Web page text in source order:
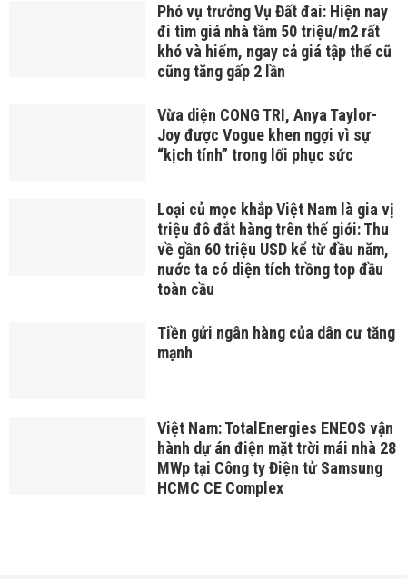
Phó vụ trưởng Vụ Đất đai: Hiện nay
đi tìm giá nhà tầm 50 triệu/m2 rất
khó và hiếm, ngay cả giá tập thể cũ
cũng tăng gấp 2 lần
Vừa diện CONG TRI, Anya Taylor-
Joy được Vogue khen ngợi vì sự
“kịch tính” trong lối phục sức
Loại củ mọc khắp Việt Nam là gia vị
triệu đô đắt hàng trên thế giới: Thu
về gần 60 triệu USD kể từ đầu năm,
nước ta có diện tích trồng top đầu
toàn cầu
Tiền gửi ngân hàng của dân cư tăng
mạnh
Việt Nam: TotalEnergies ENEOS vận
hành dự án điện mặt trời mái nhà 28
MWp tại Công ty Điện tử Samsung
HCMC CE Complex